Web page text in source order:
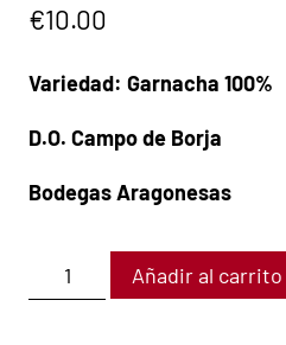
€10.00
Variedad: Garnacha 100%
D.O. Campo de Borja
Bodegas Aragonesas
Añadir al carrito